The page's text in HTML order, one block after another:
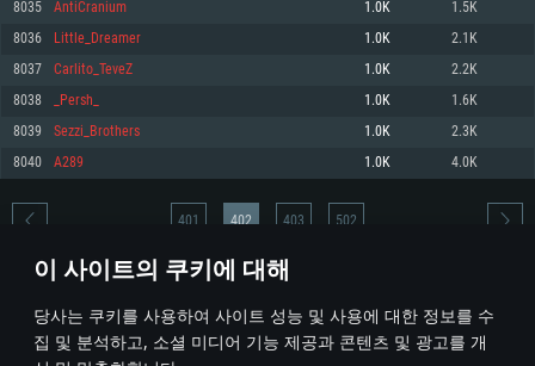
이 사이트의 쿠키에 대해
당사는 쿠키를 사용하여 사이트 성능 및 사용에 대한 정보를 수
집 및 분석하고, 소셜 미디어 기능 제공과 콘텐츠 및 광고를 개
권장 사양
570 혹은 그 이상
여유 저장 공간: 62.2 GB (전체 클라이언트)
권장 사양
네트워크: 브로드밴드 인터넷
여유 저장 공간: 62.2 GB (전체 클라이언트)
권장 사양
운영체제: Ubuntu 20.04 64bit
프로세서: Intel Core i7
메모리: 16 GB
그래픽 카드: Vulkan 을 지원하고, 최신 그래픽 드라이버를 지원하는 NVIDIA
1060 (6개월 미만) 혹은 그와 동급의 성능을 가지며 최신 그래픽 드라이버를
지원하는 AMD RX 570 (6개월 미만; 최소사양 지원 해상도 720p) 이상
여유 저장 공간: 62.2 GB (전체 클라이언트)
8035 AntiCranium 1.0K 1.5K
8036 Little_Dreamer 1.0K 2.1K
8037 Carlito_TeveZ 1.0K 2.2K
8038 _Persh_ 1.0K 1.6K
8039 Sezzi_Brothers 1.0K 2.3K
8040 A289 1.0K 4.0K
* 순위표는 매일 1회 갱신됩니다
401 402 403 502